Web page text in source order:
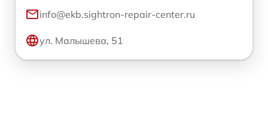
info@ekb.sightron-repair-center.ru
ул. Малышева, 51